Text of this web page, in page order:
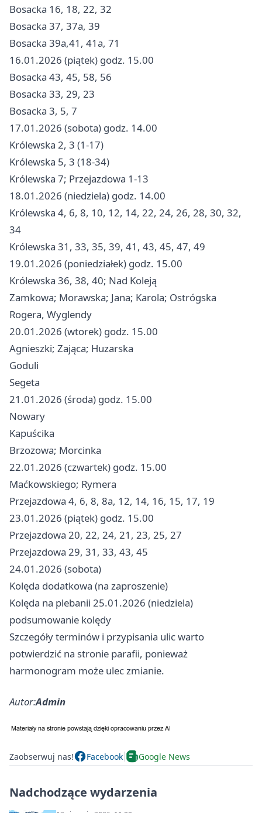
Bosacka 16, 18, 22, 32
Bosacka 37, 37a, 39
Bosacka 39a,41, 41a, 71
16.01.2026 (piątek) godz. 15.00
Bosacka 43, 45, 58, 56
Bosacka 33, 29, 23
Bosacka 3, 5, 7
17.01.2026 (sobota) godz. 14.00
Królewska 2, 3 (1-17)
Królewska 5, 3 (18-34)
Królewska 7; Przejazdowa 1-13
18.01.2026 (niedziela) godz. 14.00
Królewska 4, 6, 8, 10, 12, 14, 22, 24, 26, 28, 30, 32,
34
Królewska 31, 33, 35, 39, 41, 43, 45, 47, 49
19.01.2026 (poniedziałek) godz. 15.00
Królewska 36, 38, 40; Nad Koleją
Zamkowa; Morawska; Jana; Karola; Ostrógska
Rogera, Wyglendy
20.01.2026 (wtorek) godz. 15.00
Agnieszki; Zająca; Huzarska
Goduli
Segeta
21.01.2026 (środa) godz. 15.00
Nowary
Kapuścika
Brzozowa; Morcinka
22.01.2026 (czwartek) godz. 15.00
Maćkowskiego; Rymera
Przejazdowa 4, 6, 8, 8a, 12, 14, 16, 15, 17, 19
23.01.2026 (piątek) godz. 15.00
Przejazdowa 20, 22, 24, 21, 23, 25, 27
Przejazdowa 29, 31, 33, 43, 45
24.01.2026 (sobota)
Kolęda dodatkowa (na zaproszenie)
Kolęda na plebanii 25.01.2026 (niedziela)
podsumowanie kolędy
Szczegóły terminów i przypisania ulic warto
potwierdzić na stronie parafii, ponieważ
harmonogram może ulec zmianie.
Autor:Admin
Zaobserwuj nas! Facebook Google News
Nadchodzące wydarzenia